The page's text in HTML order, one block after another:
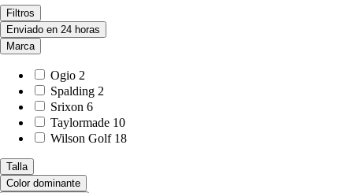
Filtros
Enviado en 24 horas
Marca
Ogio 2
Spalding 2
Srixon 6
Taylormade 10
Wilson Golf 18
Talla
Color dominante